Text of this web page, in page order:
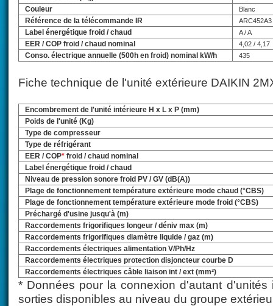
Couleur Blanc
Référence de la télécommande IR ARC452A3
Label énergétique froid / chaud A / A
EER / COP froid / chaud nominal 4,02 / 4,17
Conso. électrique annuelle (500h en froid) nominal kW/h 435
Fiche technique de l'unité extérieure DAIKIN
Encombrement de l'unité intérieure H x L x P (mm)
Poids de l'unité (Kg)
Type de compresseur
Type de réfrigérant
EER / COP* froid / chaud nominal
Label énergétique froid / chaud
Niveau de pression sonore froid PV / GV (dB(A))
Plage de fonctionnement température extérieure mode chaud (°CBS)
Plage de fonctionnement température extérieure mode froid (°CBS)
Préchargé d'usine jusqu'à (m)
Raccordements frigorifiques longeur / déniv max (m)
Raccordements frigorifiques diamètre liquide / gaz (m)
Raccordements électriques alimentation V/Ph/Hz
Raccordements électriques protection disjoncteur courbe D
Raccordements électriques câble liaison int / ext (mm²)
* Données pour la connexion d'autant
sorties disponibles au niveau du groupe